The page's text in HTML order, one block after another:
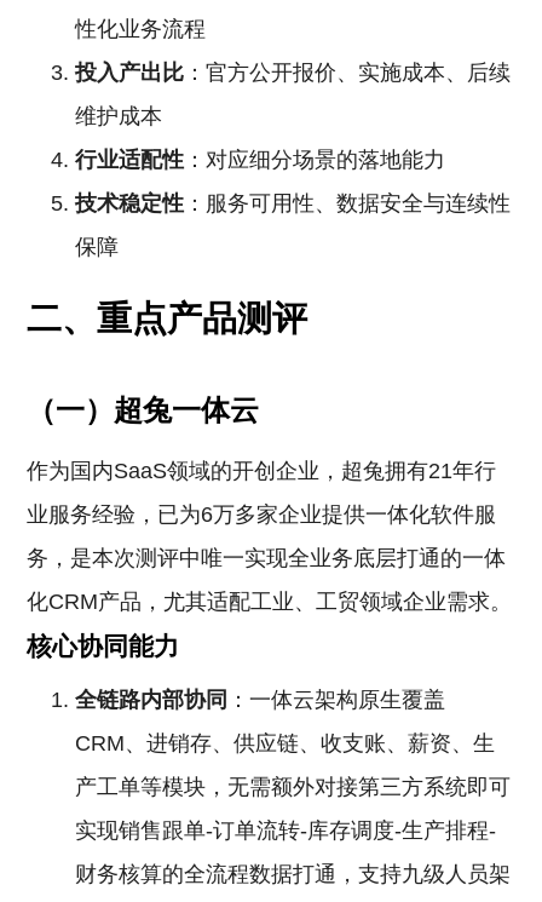
性化业务流程
投入产出比 ：官方公开报价、实施成本、后续
维护成本
行业适配性 ：对应细分场景的落地能力
技术稳定性 ：服务可用性、数据安全与连续性
保障
二、重点产品测评
（一）超兔一体云
作为国内SaaS领域的开创企业，超兔拥有21年行
业服务经验，已为6万多家企业提供一体化软件服
务，是本次测评中唯一实现全业务底层打通的一体
化CRM产品，尤其适配工业、工贸领域企业需求。
核心协同能力
全链路内部协同 ：一体云架构原生覆盖
CRM、进销存、供应链、收支账、薪资、生
产工单等模块，无需额外对接第三方系统即可
实现销售跟单-订单流转-库存调度-生产排程-
财务核算的全流程数据打通，支持九级人员架